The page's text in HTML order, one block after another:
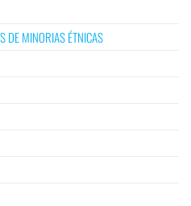
DE MINORIAS ÉTNICAS